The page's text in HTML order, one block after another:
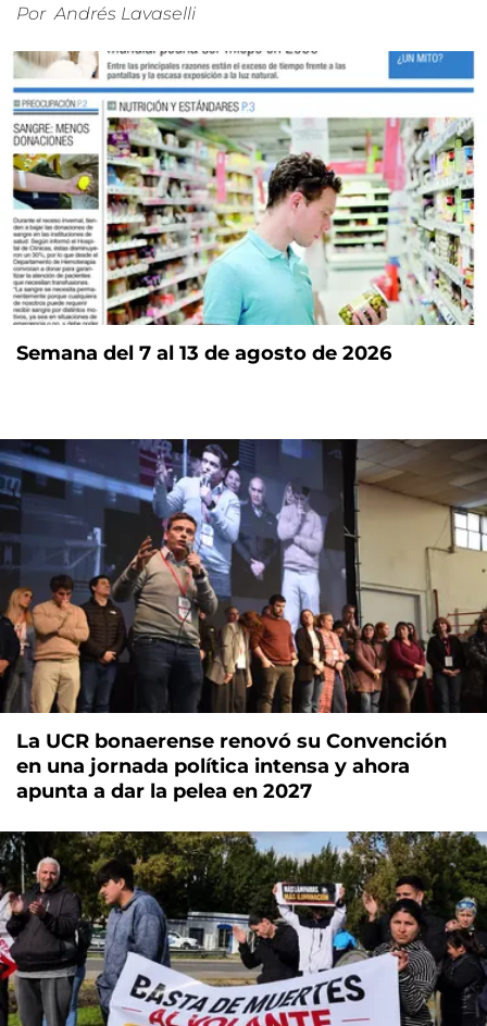
Por Andrés Lavaselli
Semana del 7 al 13 de agosto de 2026
La UCR bonaerense renovó su Convención
en una jornada política intensa y ahora
apunta a dar la pelea en 2027